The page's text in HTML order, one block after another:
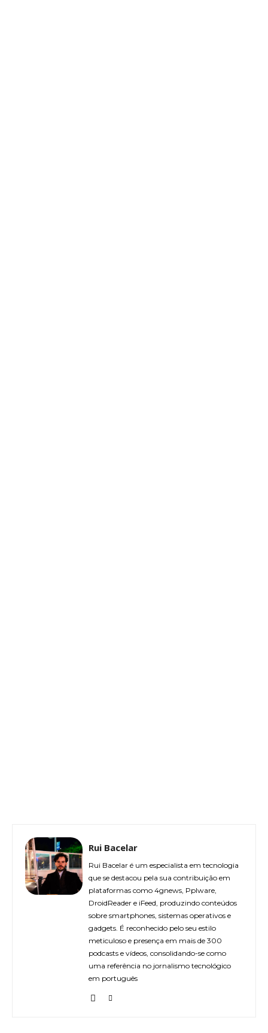
Rui Bacelar
Rui Bacelar é um especialista em tecnologia
que se destacou pela sua contribuição em
plataformas como 4gnews, Pplware,
DroidReader e iFeed, produzindo conteúdos
sobre smartphones, sistemas operativos e
gadgets. É reconhecido pelo seu estilo
meticuloso e presença em mais de 300
podcasts e vídeos, consolidando-se como
uma referência no jornalismo tecnológico
em português